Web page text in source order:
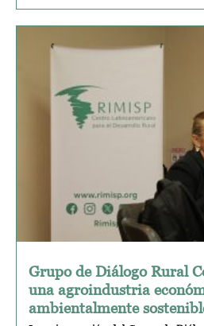
Grupo de Diálogo Rural
una agroindustria
ambientalmente